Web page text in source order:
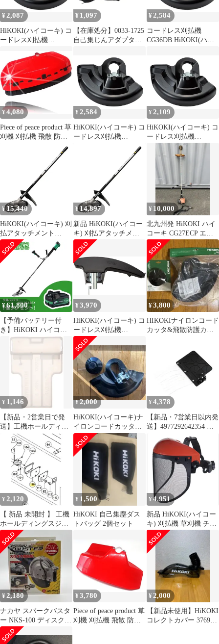
¥ 2,087
HiKOKI(ハイコーキ) コ
ードレス刈払機
散防護カバー 377271
¥ 1,097
【在庫処分】0033-1725
自己集じんアダプタ用
HiKOKI(ハイコーキ)
¥ 2,584
コードレス刈払機
CG36DB HiKOKI(ハイ
散防護カバー 377271
¥4,080
Piece of peace product 草
刈機 刈払機 飛散 防止
¥ 2,584
HiKOKI(ハイコーキ) コ
ードレス刈払機
CG36DB CG18DA 用 飛
散防護カバー 377271
¥ 2,109
HiKOKI(ハイコーキ) コ
ードレス刈払機
CG36DB CG18DA 用 飛
散防護カバー 377271
¥15,440
HiKOKI(ハイコーキ) 刈
払アタッチメント
CG36DC(DLN)用 アク
セサリ チップソー
255mm 0038-2808
¥14,897
新品 HiKOKI(ハイコー
キ) 刈払アタッチメン
ト CG36DC(DLN)用 ア
クセサリ チップソー
255mm 0038-2808
¥ 10,000
北九州発 HiKOKI ハイ
コーキ CG27ECP エン
ジン 草刈機 DIY工具
¥61,800
【予備バッテリー付
き】HiKOKI ハイコー
キ 36V 充電式 草刈り機
刈払い機 両手ハンドル
仕様 蓄電池・充電器付
テリー2個
¥3,970
HiKOKI(ハイコーキ) コ
ードレス刈払機
CG36DC用ナイロンカ
ッタ用 飛散防護カバー
380000
¥3,800
HIKOKIナイロンコード
カッタ&飛散防護カバ
¥ 1,146
【新品・2営業日で発
送】工機ホールディン
グス HiKOKI デンチカ
バー (329897 6444)
¥2,000
HiKOKI(ハイコーキ)ナ
イロンコードカッタ
ー、カバーセット
¥ 4,378
【新品・7営業日以内発
送】4977292642354 刈
払機用飛散防護カバー
4977292642354 藤原産
業 本体取付用【沖縄離
島販売不可】
¥ 2,120
【 新品 未開封 】 工機
ホールディングスジャ
パン HiKOKI カバー(A)
319271 未使用 送料無料
¥ 1,500
HiKOKI 自己集塵ダス
トバッグ 2個セット
¥ 4,951
新品 HiKOKI(ハイコー
キ) 刈払機 草刈機 チェ
ンソー 作業用 フェイス
ガード 0060-0020
¥2,180
ナカヤ スパークバスタ
ー NKS-100 ディスクグ
ラインダー用 安全カバ
ー
¥3,780
Piece of peace product 草
刈機 刈払機 飛散 防止
¥ 2,000
【新品未使用】HiKOKI
コレクトカバー 376988